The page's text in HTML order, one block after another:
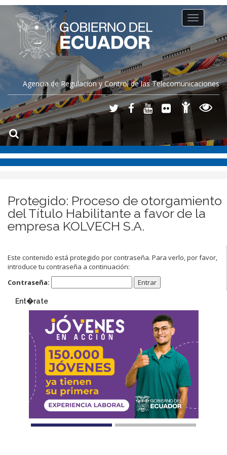
Agencia de Regulación y Control de las Telecomunicaciones
Toggle
navigation
Protegido: Proceso de otorgamiento
del Título Habilitante a favor de la
empresa KOLVECH S.A.
Este contenido está protegido por contraseña. Para verlo, por favor,
introduce tu contraseña a continuación:
Contraseña:
Ent�rate